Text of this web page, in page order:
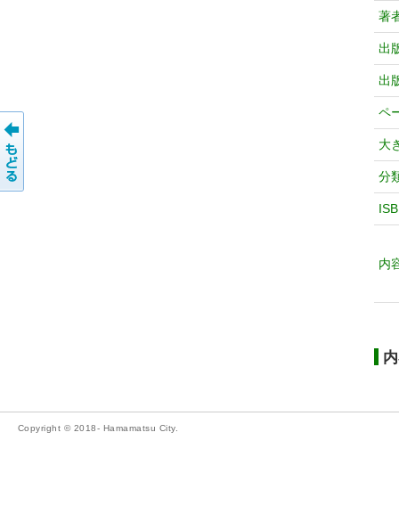
著
出
出
ペ
大
分
内
Copyright © 2018- Hamamatsu City.